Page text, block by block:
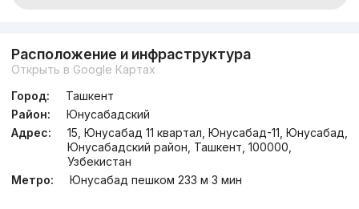
Расположение и инфраструктура
Открыть в Google Картах
Город:
Ташкент
Район:
Юнусабадский
Адрес:
15, Юнусабад 11 квартал, Юнусабад-11, Юнусабад,
Юнусабадский район, Ташкент, 100000,
Узбекистан
Метро:
Юнусабад пешком 233 м 3 мин